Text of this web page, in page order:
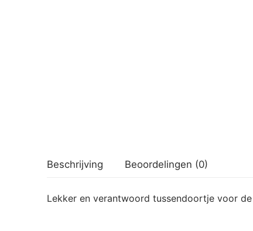
Beschrijving Beoordelingen (0)
Lekker en verantwoord tussendoortje voor